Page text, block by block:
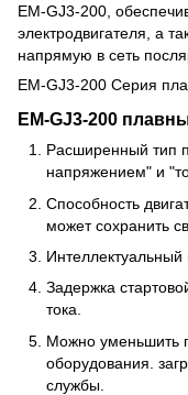
EM-GJ3-200,
электродвигателя, а
напрямую в сеть
EM-GJ3-200 Серия
EM-GJ3-200
Расширенный тип
напряжением" и
Способность
может сохранить
Задержка
тока.
Можно уменьшить
оборудования.
службы.